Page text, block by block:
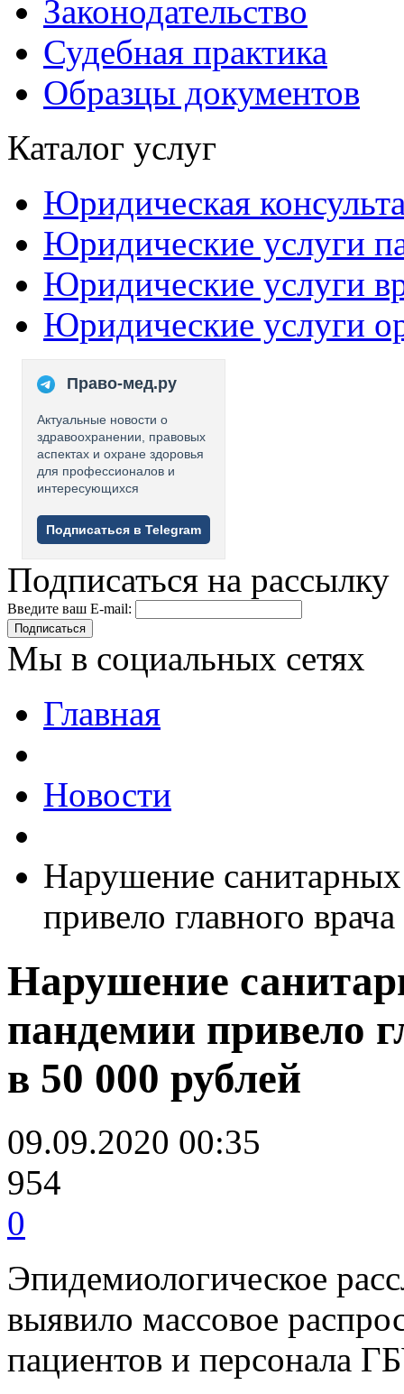
Законодательство
Судебная практика
Образцы документов
Каталог услуг
Юридическая
Юридические услуги
Юридические услуги
Юридические услуги
Право-мед.ру
Актуальные новости о
здравоохранении, правовых
аспектах и охране здоровья
для профессионалов и
интересующихся
Подписаться в Telegram
Подписаться на рассылку
Введите ваш E-mail:
Подписаться
Мы в социальных сетях
Главная
Новости
Нарушение
привело главного
Нарушение
пандемии привело
в 50 000 рублей
09.09.2020 00:35
954
0
Эпидемиологическое
выявило массовое
пациентов и персонала